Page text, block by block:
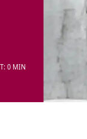
0 MIN